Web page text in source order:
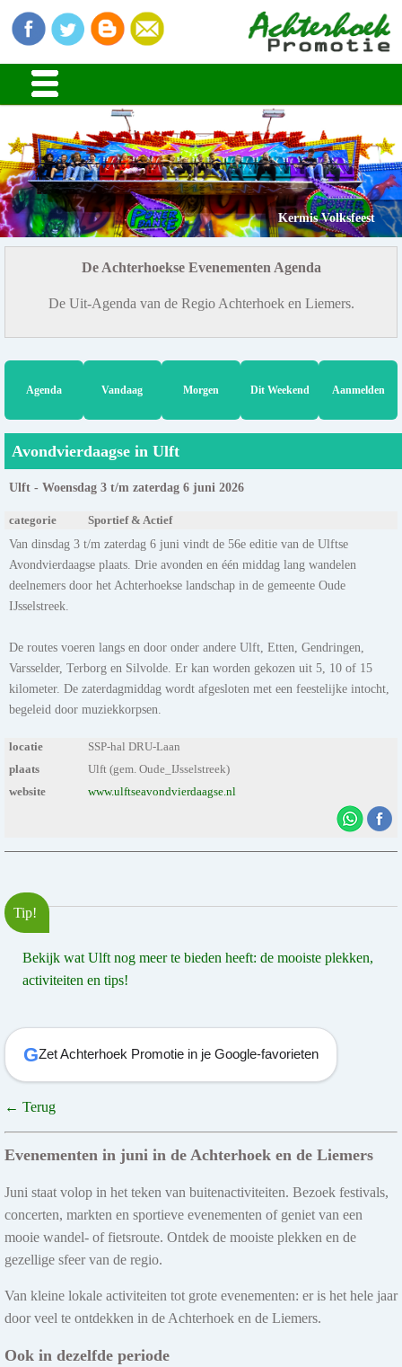
Kermis Volksfeest
De Achterhoekse Evenementen Agenda
De Uit-Agenda van de Regio Achterhoek en Liemers.
Agenda Vandaag Morgen Dit Weekend Aanmelden
Avondvierdaagse in Ulft
Ulft - Woensdag 3 t/m zaterdag 6 juni 2026
categorie Sportief & Actief
Van dinsdag 3 t/m zaterdag 6 juni vindt de 56e editie van de Ulftse
Avondvierdaagse plaats. Drie avonden en één middag lang wandelen
deelnemers door het Achterhoekse landschap in de gemeente Oude
IJsselstreek.
De routes voeren langs en door onder andere Ulft, Etten, Gendringen,
Varsselder, Terborg en Silvolde. Er kan worden gekozen uit 5, 10 of 15
kilometer. De zaterdagmiddag wordt afgesloten met een feestelijke intocht,
begeleid door muziekkorpsen.
locatie
SSP-hal DRU-Laan
plaats
Ulft (gem. Oude_IJsselstreek)
website
www.ulftseavondvierdaagse.nl
Tip!
Bekijk wat Ulft nog meer te bieden heeft: de mooiste plekken,
activiteiten en tips!
GZet Achterhoek Promotie in je Google-favorieten
← Terug
Evenementen in juni in de Achterhoek en de Liemers
Juni staat volop in het teken van buitenactiviteiten. Bezoek festivals,
concerten, markten en sportieve evenementen of geniet van een
mooie wandel- of fietsroute. Ontdek de mooiste plekken en de
gezellige sfeer van de regio.
Van kleine lokale activiteiten tot grote evenementen: er is het hele jaar
door veel te ontdekken in de Achterhoek en de Liemers.
Ook in dezelfde periode